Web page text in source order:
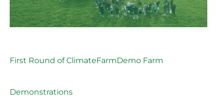
First Round of ClimateFarmDemo Farm
Demonstrations